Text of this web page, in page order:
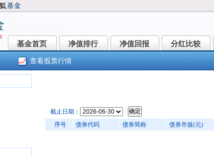
基金首页
基金首页 净值排行
净值排行 净值回报
净值回报 分红比较
分红比较
查看股票行情
截止日期：
序号
债券代码 债券简称 债券市值(元)